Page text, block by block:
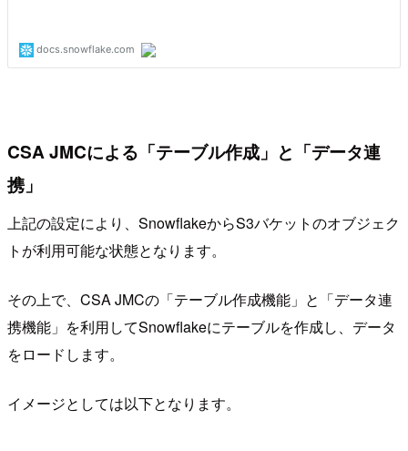
CSA JMCによる「テーブル作成」と「データ連
携」
上記の設定により、SnowflakeからS3バケットのオブジェク
トが利用可能な状態となります。
その上で、CSA JMCの「テーブル作成機能」と「データ連
携機能」を利用してSnowflakeにテーブルを作成し、データ
をロードします。
イメージとしては以下となります。